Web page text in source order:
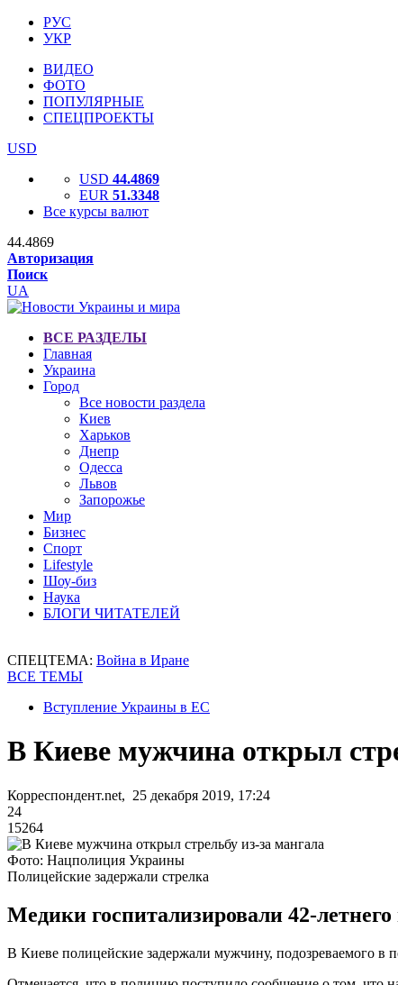
РУС
УКР
ВИДЕО
ФОТО
ПОПУЛЯРНЫЕ
СПЕЦПРОЕКТЫ
USD
USD 44.4869
EUR 51.3348
Все курсы валют
44.4869
Авторизация
Поиск
UA
ВСЕ РАЗДЕЛЫ
Главная
Украина
Город
Все новости раздела
Киев
Харьков
Днепр
Одесса
Львов
Запорожье
Мир
Бизнес
Спорт
Lifestyle
Шоу-биз
Наука
БЛОГИ ЧИТАТЕЛЕЙ
СПЕЦТЕМА: Война в Иране
ВСЕ ТЕМЫ
Вступление Украины в ЕС
В Киеве мужчина открыл
Корреспондент.net, 25 декабря 2019, 17:24
24
15264
Фото: Нацполиция Украины
Полицейские задержали стрелка
Медики госпитализировали 42-
В Киеве полицейские задержали мужчину, подозреваемого в